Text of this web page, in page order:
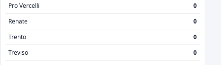
Pro Vercelli
0
Renate
0
Trento
0
Treviso
0